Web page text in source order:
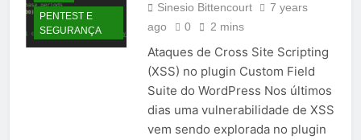
PENTEST E
SEGURANÇA
Sinesio Bittencourt
7 years
ago
0 2 mins
Ataques de Cross Site Scripting
(XSS) no plugin Custom Field
Suite do WordPress Nos últimos
dias uma vulnerabilidade de XSS
vem sendo explorada no plugin